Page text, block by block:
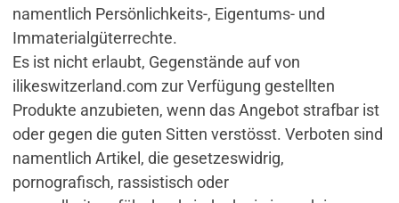
namentlich Persönlichkeits-, Eigentums- und
Immaterialgüterrechte.
Es ist nicht erlaubt, Gegenstände auf von
ilikeswitzerland.com zur Verfügung gestellten
Produkte anzubieten, wenn das Angebot strafbar ist
oder gegen die guten Sitten verstösst. Verboten sind
namentlich Artikel, die gesetzeswidrig,
pornografisch, rassistisch oder